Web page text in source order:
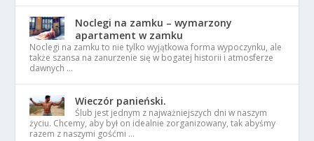
Noclegi na zamku – wymarzony
apartament w zamku
Noclegi na zamku to nie tylko wyjątkowa forma wypoczynku, ale
także szansa na zanurzenie się w bogatej historii i atmosferze
dawnych …
Wieczór panieński.
Ślub jest jednym z najważniejszych dni w naszym
życiu. Chcemy, aby był on idealnie zorganizowany, tak abyśmy
razem z naszymi gośćmi …